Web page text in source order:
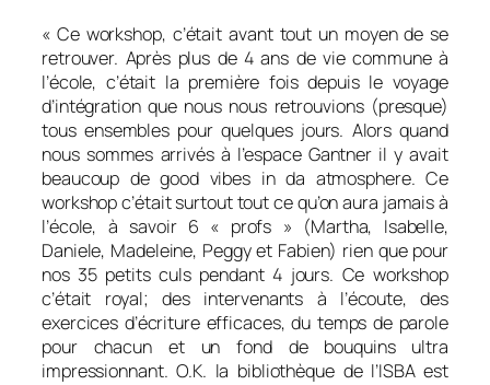
« Ce workshop, c’était avant tout un moyen de se
retrouver. Après plus de 4 ans de vie commune à
l’école, c’était la première fois depuis le voyage
d’intégration que nous nous retrouvions (presque)
tous ensembles pour quelques jours. Alors quand
nous sommes arrivés à l’espace Gantner il y avait
beaucoup de good vibes in da atmosphere. Ce
workshop c’était surtout tout ce qu’on aura jamais à
l’école, à savoir 6 « profs » (Martha, Isabelle,
Daniele, Madeleine, Peggy et Fabien) rien que pour
nos 35 petits culs pendant 4 jours. Ce workshop
c’était royal; des intervenants à l’écoute, des
exercices d’écriture efficaces, du temps de parole
pour chacun et un fond de bouquins ultra
impressionnant. O.K. la bibliothèque de l’ISBA est